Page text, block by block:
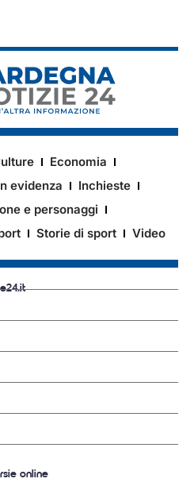
Economia
evidenza
Inchieste
e personaggi
Storie di sport Video
online